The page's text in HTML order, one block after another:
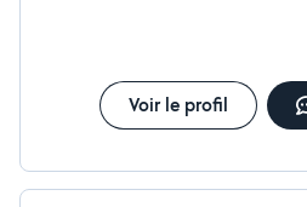
Voir le profil